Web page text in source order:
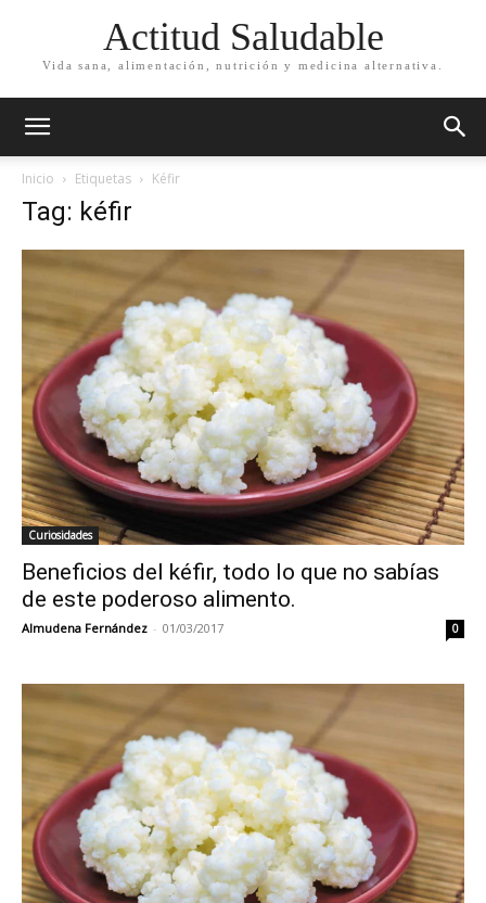
Actitud Saludable
Vida sana, alimentación, nutrición y medicina alternativa.
Inicio Etiquetas Kéfir
Tag: kéfir
Curiosidades
Beneficios del kéfir, todo lo que no sabías
de este poderoso alimento.
Almudena Fernández - 01/03/2017 0